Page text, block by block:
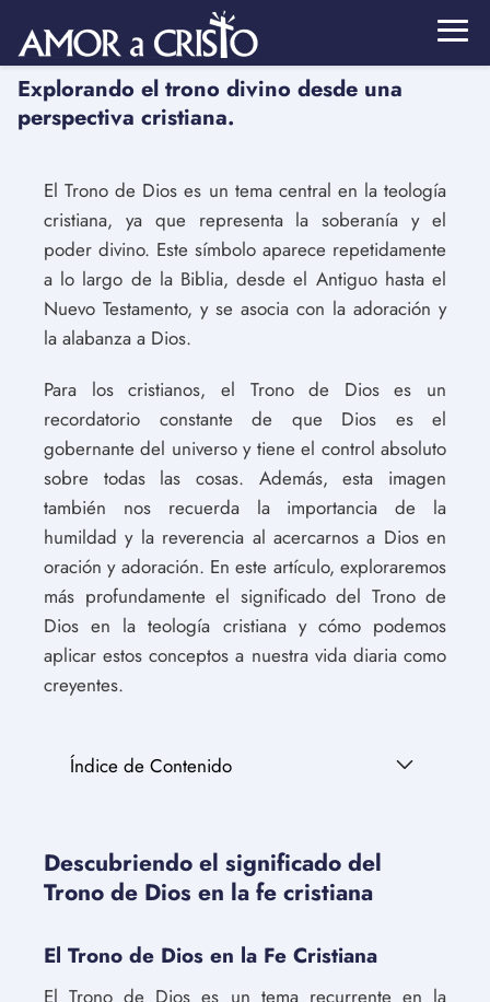
Explorando el trono divino desde una
perspectiva cristiana.
El Trono de Dios es un tema central en la teología
cristiana, ya que representa la soberanía y el
poder divino. Este símbolo aparece repetidamente
a lo largo de la Biblia, desde el Antiguo hasta el
Nuevo Testamento, y se asocia con la adoración y
la alabanza a Dios.
Para los cristianos, el Trono de Dios es un
recordatorio constante de que Dios es el
gobernante del universo y tiene el control absoluto
sobre todas las cosas. Además, esta imagen
también nos recuerda la importancia de la
humildad y la reverencia al acercarnos a Dios en
oración y adoración. En este artículo, exploraremos
más profundamente el significado del Trono de
Dios en la teología cristiana y cómo podemos
aplicar estos conceptos a nuestra vida diaria como
creyentes.
Índice de Contenido
Descubriendo el significado del
Trono de Dios en la fe cristiana
El Trono de Dios en la Fe Cristiana
El Trono de Dios es un tema recurrente en la